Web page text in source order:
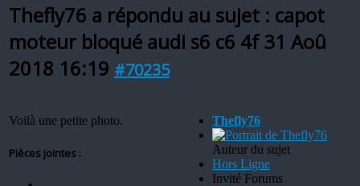
Thefly76 a répondu au sujet : capot
moteur bloqué audi s6 c6 4f31 Aoû
2018 16:19 #70235
Voilà une petite photo.
Pièces jointes :
Thefly76
Auteur du sujet
Hors Ligne
Invité Forums